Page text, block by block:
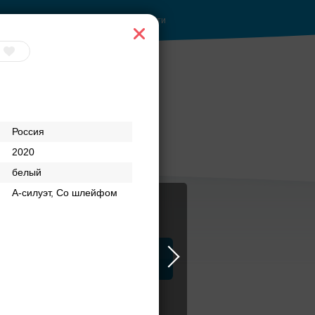
Россия
2020
белый
А-силуэт, Со шлейфом
Войти